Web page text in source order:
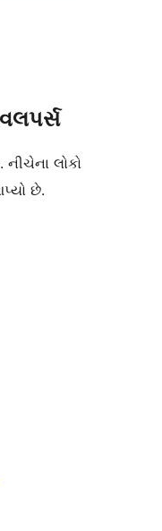
લોકો
છે.